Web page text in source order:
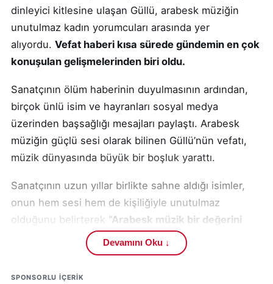
dinleyici kitlesine ulaşan Güllü, arabesk müziğin
unutulmaz kadın yorumcuları arasında yer
alıyordu. Vefat haberi kısa sürede gündemin en çok
konuşulan gelişmelerinden biri oldu.
Sanatçının ölüm haberinin duyulmasının ardından,
birçok ünlü isim ve hayranları sosyal medya
üzerinden başsağlığı mesajları paylaştı. Arabesk
müziğin güçlü sesi olarak bilinen Güllü’nün vefatı,
müzik dünyasında büyük bir boşluk yarattı.
Sanatçının uzun yıllar birlikte sahne aldığı isimler,
onun hem sesi hem de kişiliğiyle unutulmaz
olduğunu belirterek “Arabesk müzik bir değerini
ifadelerini kullandı.
Camii’nde kılınan öğle namazının ardından toprağa
Devamını Oku ↓
SPONSORLU IÇERIK